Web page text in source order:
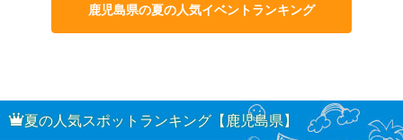
鹿児島県の夏の人気イベントランキング
夏の人気スポットランキング【鹿児島県】